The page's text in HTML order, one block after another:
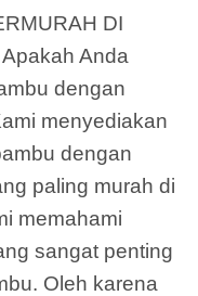
DI
Anda
dengan
menyediakan
dengan
paling murah di
memahami
sangat penting
Oleh karena